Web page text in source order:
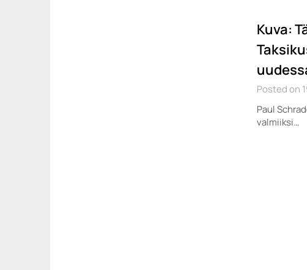
Kuva:
Posted on
Paul
valmiiksi…